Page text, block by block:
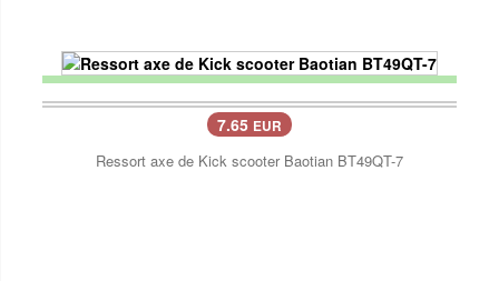
7.65 EUR
Ressort axe de Kick scooter Baotian BT49QT-7